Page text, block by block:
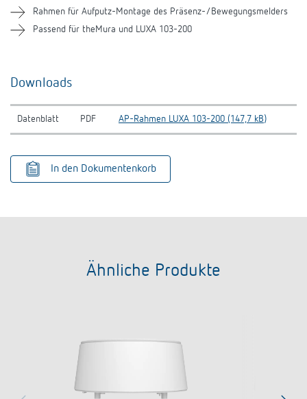
Ähnliche Produkte
Rahmen für Aufputz-Montage des Präsenz-/Bewegungsmelders
Passend für theMura und LUXA 103-200
Downloads
Datenblatt PDF AP-Rahmen LUXA 103-200 (147,7 kB)
In den Dokumentenkorb
Ähnliche Produkte